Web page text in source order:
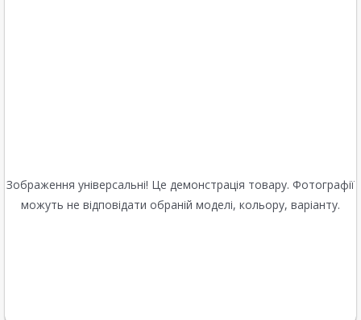
Зображення універсальні! Це демонстрація товару. Фотографії
можуть не відповідати обраній моделі, кольору, варіанту.